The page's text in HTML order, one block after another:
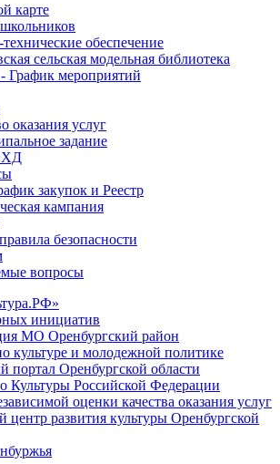
карте
обеспечение
сельская модельная библиотека
График мероприятий
оказания услуг
задание
закупок и Реестр
кампания
безопасности
вопросы
инициатив
МО Оренбургский район
культуре и молодежной политике
портал Оренбургской области
Культуры Российской Федерации
оценки качества оказания услуг
центр развития культуры Оренбургской